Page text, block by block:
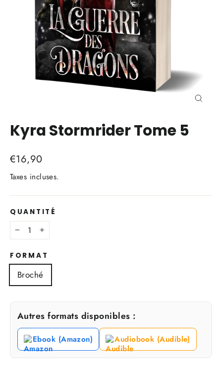
Kyra Stormrider Tome 5
Prix
régulier
€16,90
Taxes incluses.
QUANTITÉ
− +
FORMAT
Broché
Autres formats disponibles :
Ebook (Amazon) Audiobook (Audible)